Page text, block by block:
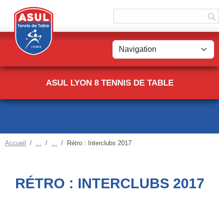
ASUL LYON 8 TENNIS DE TABLE
Accueil Rétro : Interclubs 2017
RÉTRO : INTERCLUBS 2017
Panneau de gestion des cookies